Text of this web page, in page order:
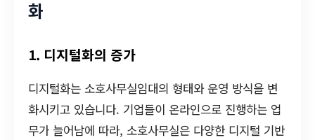
화
1. 디지털화의 증가
디지털화는 소호사무실임대의 형태와 운영 방식을 변
화시키고 있습니다. 기업들이 온라인으로 진행하는 업
무가 늘어남에 따라, 소호사무실은 다양한 디지털 기반